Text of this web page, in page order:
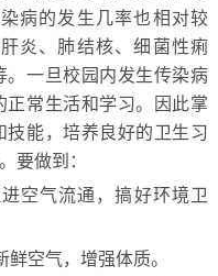
病的发生几率也相对较
炎、肺结核、细菌性痢
。一旦校园内发生传染病
常生活和学习。因此掌
能，培养良好的卫生习
要做到：
空气流通，搞好环境卫
鲜空气，增强体质。